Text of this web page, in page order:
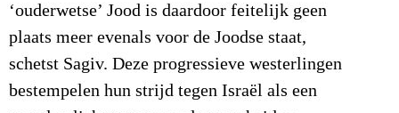
‘ouderwetse’ Jood is daardoor feitelijk geen
plaats meer evenals voor de Joodse staat,
schetst Sagiv. Deze progressieve westerlingen
bestempelen hun strijd tegen Israël als een